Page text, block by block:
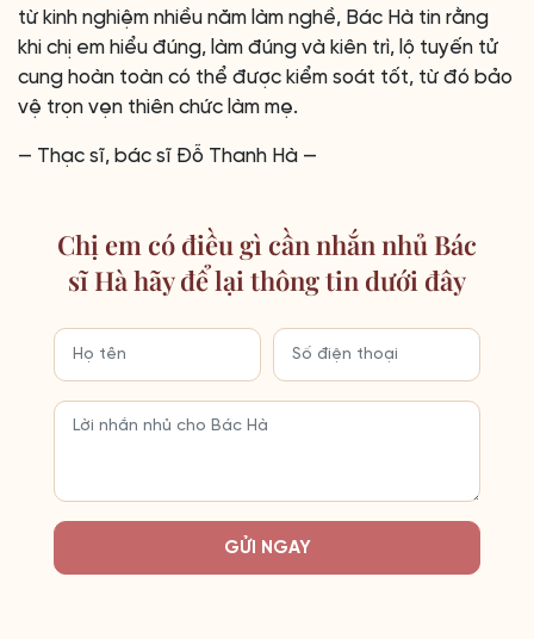
từ kinh nghiệm nhiều năm làm nghề, Bác Hà tin rằng
khi chị em hiểu đúng, làm đúng và kiên trì, lộ tuyến tử
cung hoàn toàn có thể được kiểm soát tốt, từ đó bảo
vệ trọn vẹn thiên chức làm mẹ.
— Thạc sĩ, bác sĩ Đỗ Thanh Hà —
Chị em có điều gì cần nhắn nhủ Bác
sĩ Hà hãy để lại thông tin dưới đây
GỬI NGAY